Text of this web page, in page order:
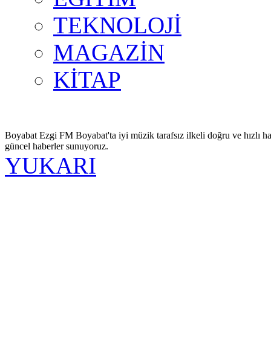
TEKNOLOJİ
MAGAZİN
KİTAP
Boyabat Ezgi FM Boyabat'ta iyi müzik tarafsız ilkeli doğru ve hızlı
güncel haberler sunuyoruz.
YUKARI